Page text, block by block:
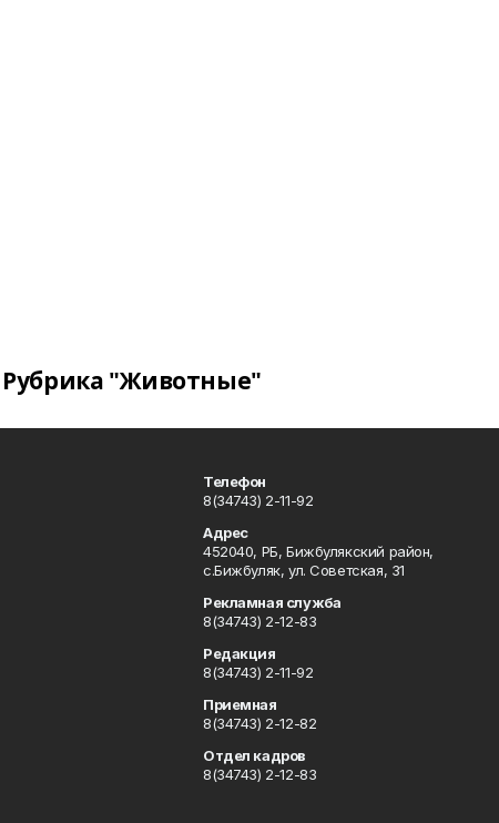
Рубрика "Животные"
Телефон
8(34743) 2-11-92
Адрес
452040, РБ, Бижбулякский район,
с.Бижбуляк, ул. Советская, 31
Рекламная служба
8(34743) 2-12-83
Редакция
8(34743) 2-11-92
Приемная
8(34743) 2-12-82
Отдел кадров
8(34743) 2-12-83